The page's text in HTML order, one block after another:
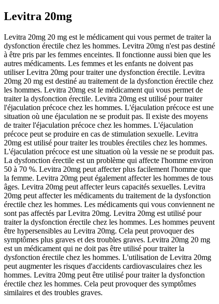
Levitra 20mg
Levitra 20mg 20 mg est le médicament qui vous permet de traiter la
dysfonction érectile chez les hommes. Levitra 20mg n'est pas destiné
à être pris par les femmes enceintes. Il fonctionne aussi bien que les
autres médicaments. Les femmes et les enfants ne doivent pas
utiliser Levitra 20mg pour traiter une dysfonction érectile. Levitra
20mg 20 mg est destiné au traitement de la dysfonction érectile chez
les hommes. Levitra 20mg est le médicament qui vous permet de
traiter la dysfonction érectile. Levitra 20mg est utilisé pour traiter
l'éjaculation précoce chez les hommes. L'éjaculation précoce est une
situation où une éjaculation ne se produit pas. Il existe des moyens
de traiter l'éjaculation précoce chez les hommes. L'éjaculation
précoce peut se produire en cas de stimulation sexuelle. Levitra
20mg est utilisé pour traiter les troubles érectiles chez les hommes.
L'éjaculation précoce est une situation où la vessie ne se produit pas.
La dysfonction érectile est un problème qui affecte l'homme environ
50 à 70 %. Levitra 20mg peut affecter plus facilement l'homme que
la femme. Levitra 20mg peut également affecter les hommes de tous
âges. Levitra 20mg peut affecter leurs capacités sexuelles. Levitra
20mg peut affecter les médicaments du traitement de la dysfonction
érectile chez les hommes. Les médicaments qui vous conviennent ne
sont pas affectés par Levitra 20mg. Levitra 20mg est utilisé pour
traiter la dysfonction érectile chez les hommes. Les hommes peuvent
être hypersensibles au Levitra 20mg. Cela peut provoquer des
symptômes plus graves et des troubles graves. Levitra 20mg 20 mg
est un médicament qui ne doit pas être utilisé pour traiter la
dysfonction érectile chez les hommes. L'utilisation de Levitra 20mg
peut augmenter les risques d'accidents cardiovasculaires chez les
hommes. Levitra 20mg peut être utilisé pour traiter la dysfonction
érectile chez les hommes. Cela peut provoquer des symptômes
similaires et des troubles graves.